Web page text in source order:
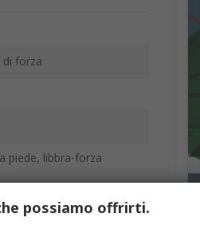
forza
piede, libbra-forza
possiamo offrirti.